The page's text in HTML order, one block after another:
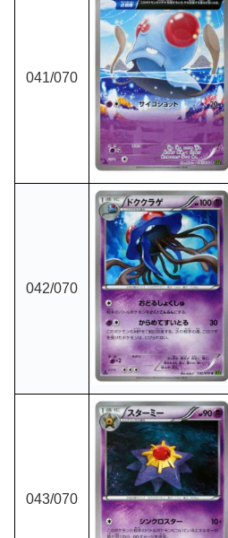
041/070
042/070
043/070